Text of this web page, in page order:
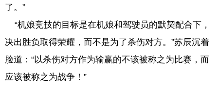
了。”
“机娘竞技的目标是在机娘和驾驶员的默契配合下，
决出胜负取得荣耀，而不是为了杀伤对方。”苏辰沉着
脸道：“以杀伤对方作为输赢的不该被称之为比赛，而
应该被称之为战争！”